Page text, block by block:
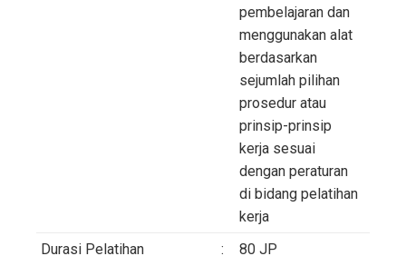
pembelajaran dan
menggunakan alat
berdasarkan
sejumlah pilihan
prosedur atau
prinsip-prinsip
kerja sesuai
dengan peraturan
di bidang pelatihan
kerja
Durasi Pelatihan
: 80 JP